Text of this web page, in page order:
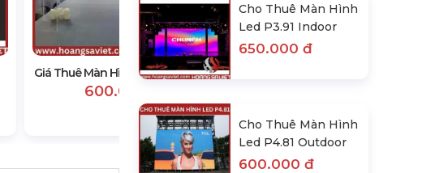
Giá Thuê Màn Hình Led Đám Cưới
600.000 đ
Cho Thuê Màn Hình Led Phòng
Họp P3.0
11.000.000 đ
Cho Thuê Màn Hình
Led P3.91 Indoor
650.000 đ
Cho Thuê Màn Hình
Led P4.81 Outdoor
600.000 đ